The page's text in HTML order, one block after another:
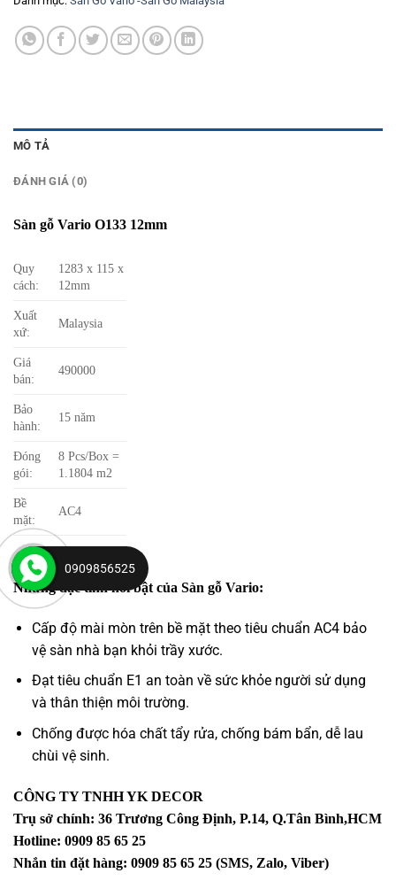
MÔ TẢ
ĐÁNH GIÁ (0)
Sàn gỗ Vario O133 12mm
Quy
cách:
1283 x 115 x
12mm
Xuất
xứ:
Malaysia
Giá
bán:
490000
Bảo
hành:
15 năm
Đóng
gói:
8 Pcs/Box =
1.1804 m2
Bề
mặt:
AC4
Những đặc tính nổi bật của Sàn gỗ Vario:
Cấp độ mài mòn trên bề mặt theo tiêu chuẩn AC4 bảo
vệ sàn nhà bạn khỏi trầy xước.
Đạt tiêu chuẩn E1 an toàn về sức khỏe người sử dụng
và thân thiện môi trường.
Chống được hóa chất tẩy rửa, chống bám bẩn, dễ lau
chùi vệ sinh.
CÔNG TY TNHH YK DECOR
Trụ sở chính: 36 Trương Công Định, P.14, Q.Tân Bình,HCM
Hotline: 0909 85 65 25
Nhắn tin đặt hàng: 0909 85 65 25 (SMS, Zalo, Viber)
0909856525